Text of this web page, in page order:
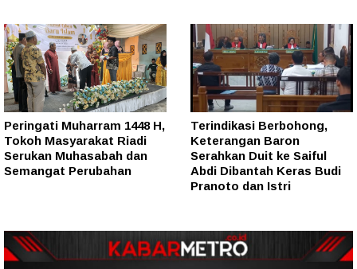
Peringati Muharram 1448 H,
Tokoh Masyarakat Riadi
Serukan Muhasabah dan
Semangat Perubahan
Terindikasi Berbohong,
Keterangan Baron
Serahkan Duit ke Saiful
Abdi Dibantah Keras Budi
Pranoto dan Istri